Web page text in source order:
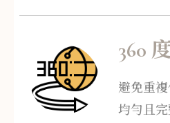
360
避免重
均勻且完